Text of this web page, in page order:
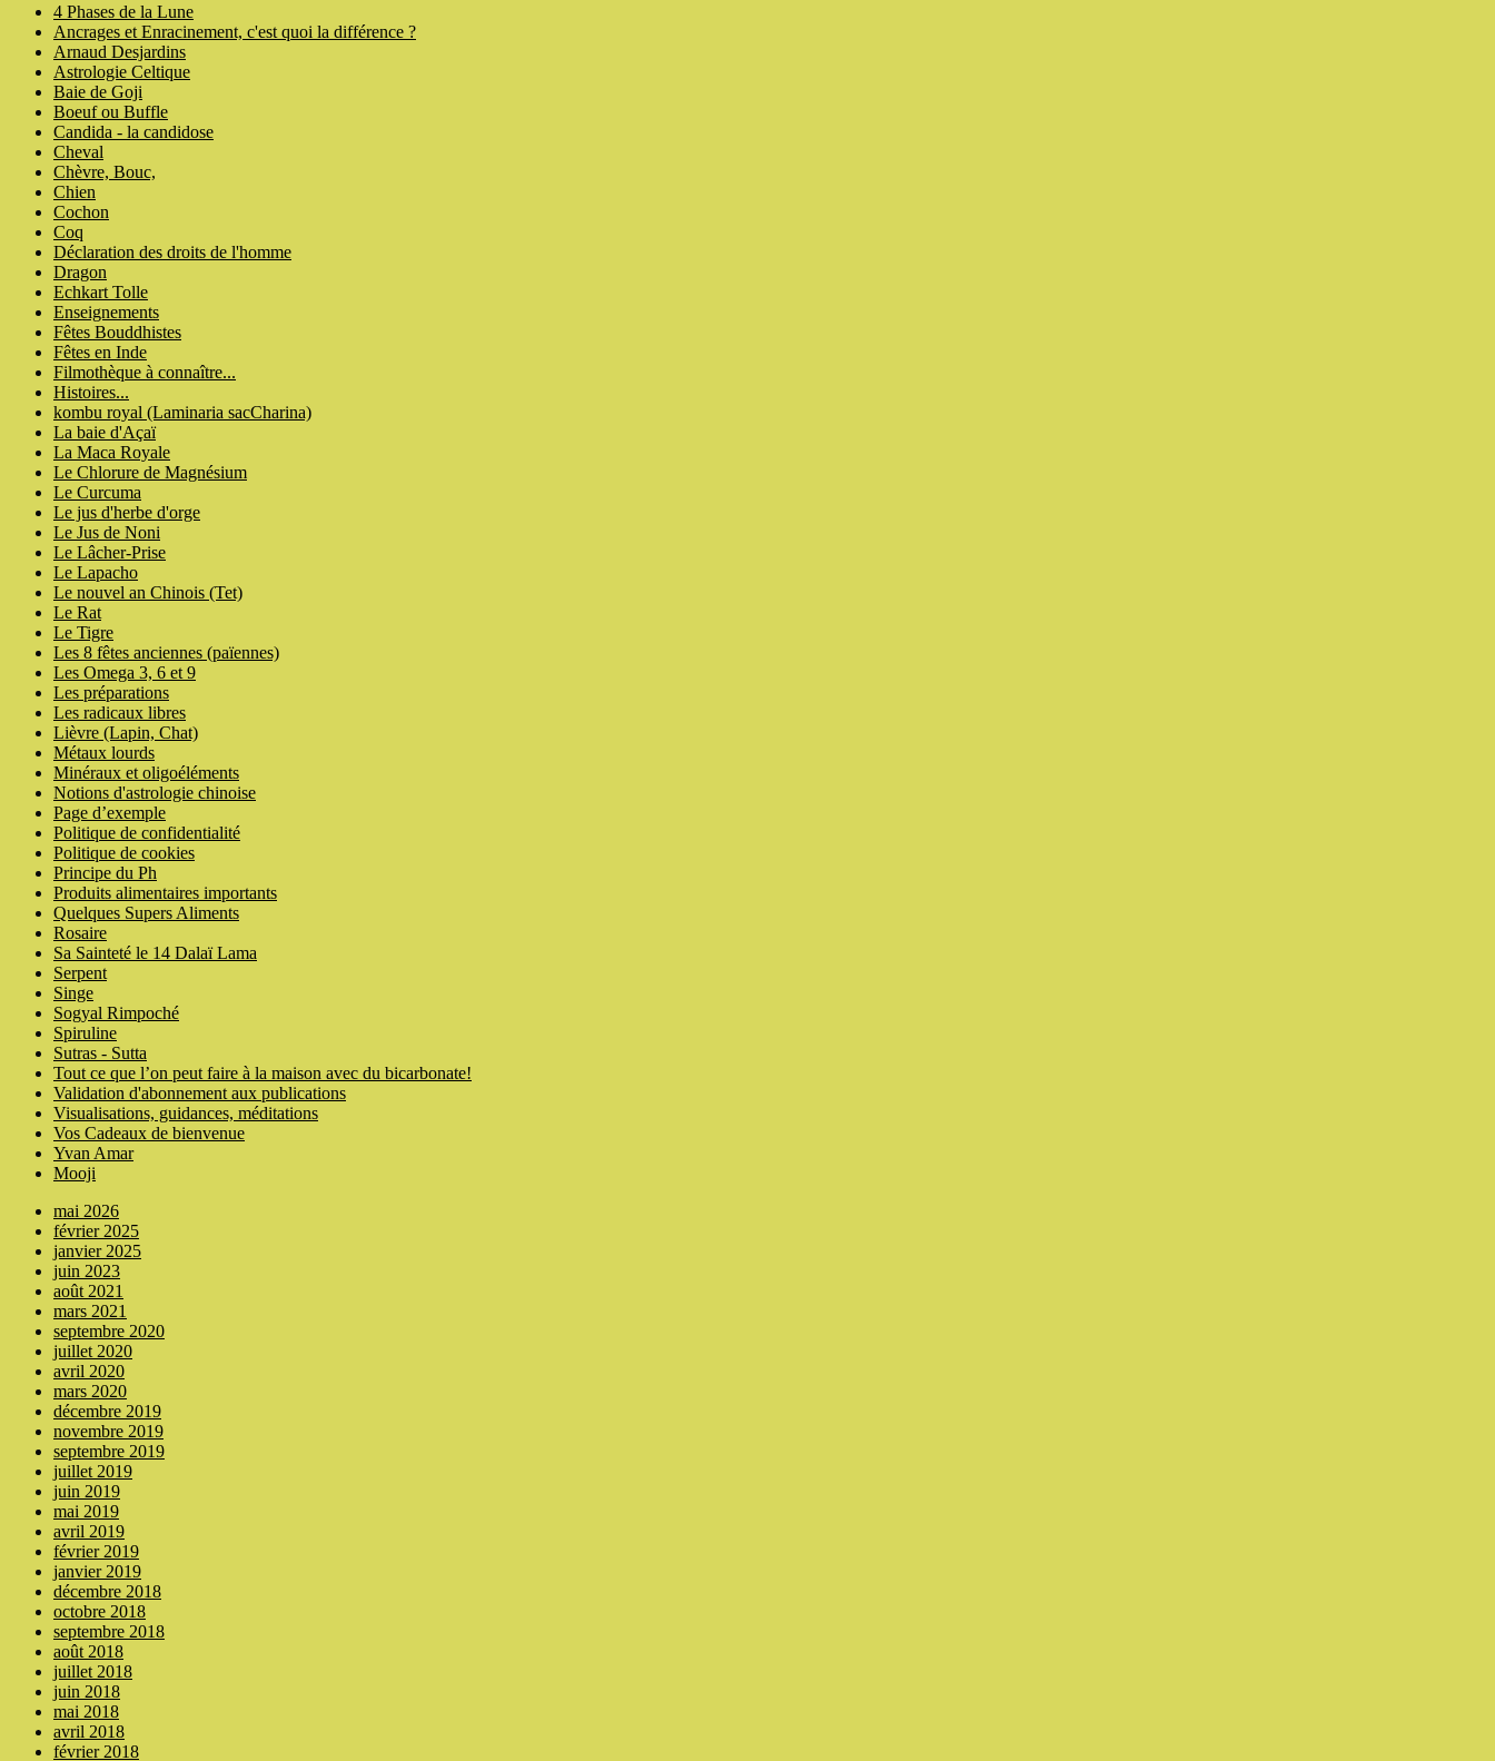
4 Phases de la Lune
Ancrages et Enracinement, c'est quoi la différence ?
Arnaud Desjardins
Astrologie Celtique
Baie de Goji
Boeuf ou Buffle
Candida - la candidose
Cheval
Chèvre, Bouc,
Chien
Cochon
Coq
Déclaration des droits de l'homme
Dragon
Echkart Tolle
Enseignements
Fêtes Bouddhistes
Fêtes en Inde
Filmothèque à connaître...
Histoires...
kombu royal (Laminaria sacCharina)
La baie d'Açaï
La Maca Royale
Le Chlorure de Magnésium
Le Curcuma
Le jus d'herbe d'orge
Le Jus de Noni
Le Lâcher-Prise
Le Lapacho
Le nouvel an Chinois (Tet)
Le Rat
Le Tigre
Les 8 fêtes anciennes (païennes)
Les Omega 3, 6 et 9
Les préparations
Les radicaux libres
Lièvre (Lapin, Chat)
Métaux lourds
Minéraux et oligoéléments
Notions d'astrologie chinoise
Page d’exemple
Politique de confidentialité
Politique de cookies
Principe du Ph
Produits alimentaires importants
Quelques Supers Aliments
Rosaire
Sa Sainteté le 14 Dalaï Lama
Serpent
Singe
Sogyal Rimpoché
Spiruline
Sutras - Sutta
Tout ce que l’on peut faire à la maison avec du bicarbonate!
Validation d'abonnement aux publications
Visualisations, guidances, méditations
Vos Cadeaux de bienvenue
Yvan Amar
Mooji
mai 2026
février 2025
janvier 2025
juin 2023
août 2021
mars 2021
septembre 2020
juillet 2020
avril 2020
mars 2020
décembre 2019
novembre 2019
septembre 2019
juillet 2019
juin 2019
mai 2019
avril 2019
février 2019
janvier 2019
décembre 2018
octobre 2018
septembre 2018
août 2018
juillet 2018
juin 2018
mai 2018
avril 2018
février 2018